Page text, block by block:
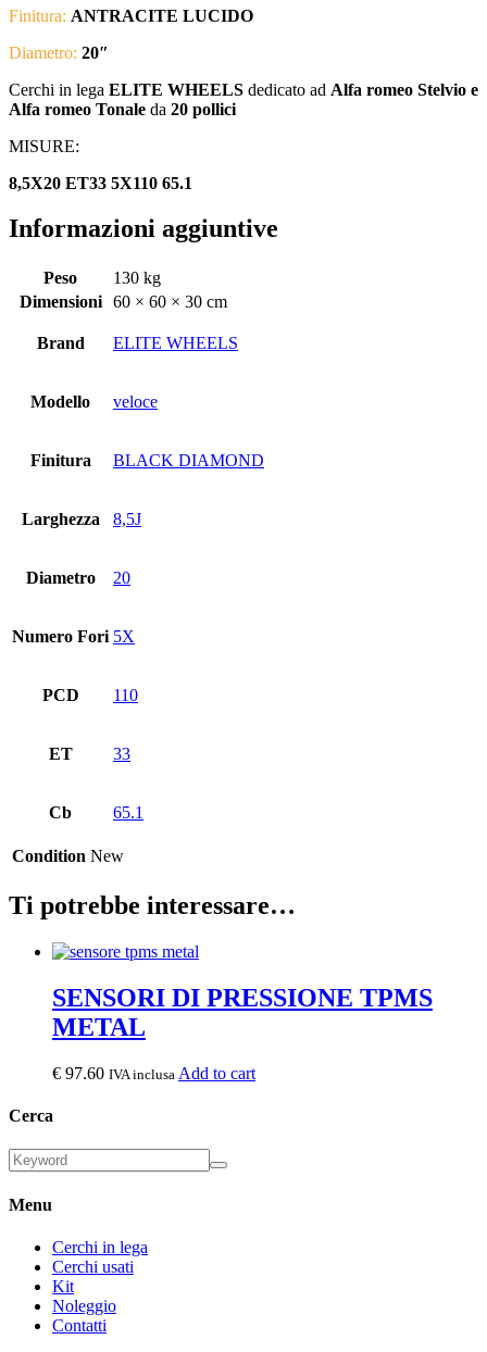
Finitura: ANTRACITE LUCIDO
Diametro: 20″
Cerchi in lega ELITE WHEELS dedicato ad Alfa romeo Stelvio e
Alfa romeo Tonale da 20 pollici
MISURE:
8,5X20 ET33 5X110 65.1
Informazioni aggiuntive
Peso
130 kg
Dimensioni
60 × 60 × 30 cm
Brand ELITE WHEELS
Modello veloce
Finitura BLACK DIAMOND
Larghezza 8,5J
Diametro 20
Numero Fori 5X
PCD 110
ET 33
Cb 65.1
Condition New
Ti potrebbe interessare…
SENSORI DI PRESSIONE TPMS
METAL
€ 97.60 IVA inclusa Add to cart
Cerca
Menu
Cerchi in lega
Cerchi usati
Kit
Noleggio
Contatti